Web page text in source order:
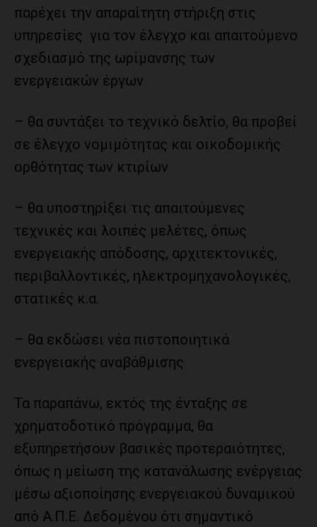
παρέχει την απαραίτητη στήριξη στις
υπηρεσίες για τον έλεγχο και απαιτούμενο
σχεδιασμό της ωρίμανσης των
ενεργειακών έργων
– θα συντάξει το τεχνικό δελτίο, θα προβεί
σε έλεγχο νομιμότητας και οικοδομικής
ορθότητας των κτιρίων
– θα υποστηρίξει τις απαιτούμενες
τεχνικές και λοιπές μελέτες, όπως
ενεργειακής απόδοσης, αρχιτεκτονικές,
περιβαλλοντικές, ηλεκτρομηχανολογικές,
στατικές κ.α.
– θα εκδώσει νέα πιστοποιητικά
ενεργειακής αναβάθμισης
Τα παραπάνω, εκτός της ένταξης σε
χρηματοδοτικό πρόγραμμα, θα
εξυπηρετήσουν βασικές προτεραιότητες,
όπως η μείωση της κατανάλωσης ενέργειας
μέσω αξιοποίησης ενεργειακού δυναμικού
από Α.Π.Ε. Δεδομένου ότι σημαντικό